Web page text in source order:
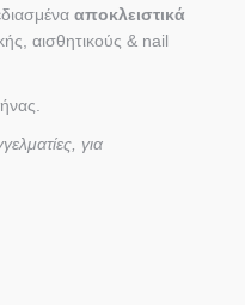
αποκλειστικά
αισθητικούς & nail
για